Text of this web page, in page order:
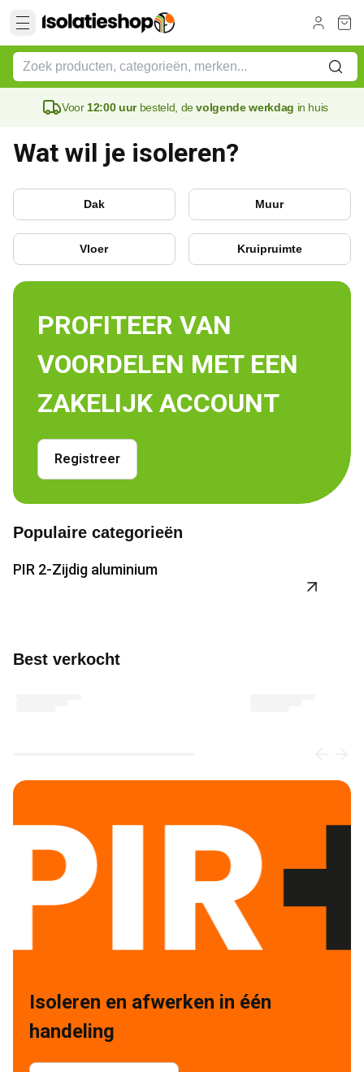
Voor 12:00 uurbesteld, devolgende werkdag in huis
Wat wil je isoleren?
Dak Muur
Vloer Kruipruimte
PROFITEER VAN
VOORDELEN MET EEN
ZAKELIJK ACCOUNT
Registreer
Populaire categorieën
PIR 2-Zijdig aluminium
View product
Best verkocht
Isoleren en afwerken in één
handeling